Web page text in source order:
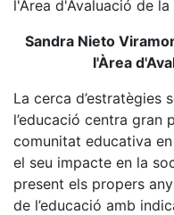
l'Àrea d'Avaluació de la
Sandra Nieto
l'Àrea
La cerca
l’educació centra gran
comunitat educativa
el seu impacte en la
present els propers
de l’educació amb